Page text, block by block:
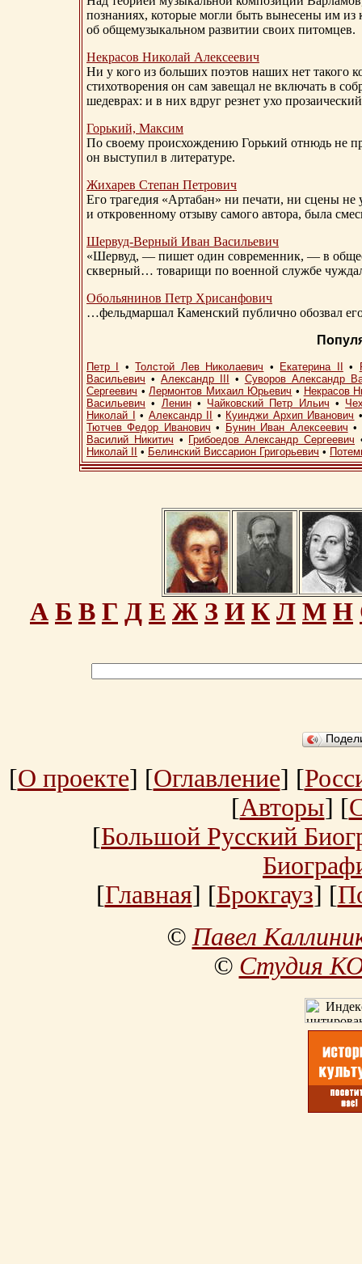
познаниях, которые могли быть вынесены им из
об общемузыкальном развитии своих питомцев.
Некрасов Николай Алексеевич
Ни у кого из больших поэтов наших нет такого
стихотворения он сам завещал не включать в
шедеврах: и в них вдруг резнет ухо
Горький, Максим
По своему происхождению Горький отнюдь не
он выступил в литературе.
Жихарев Степан Петрович
Его трагедия «Артабан» ни печати, ни сцены
и откровенному отзыву самого автора, была
Шервуд-Верный Иван Васильевич
«Шервуд, — пишет один современник, — в
скверный… товарищи по военной службе
Обольянинов Петр Хрисанфович
…фельдмаршал Каменский публично обозвал
Петр I •Толстой Лев Николаевич • Екатерина II •
Васильевич • Александр III • Суворов Александр
Сергеевич •Лермонтов Михаил Юрьевич • Некрасов
Васильевич • Ленин• Чайковский Петр Ильич •
Николай I
• Александр II • Куинджи Архип Иванович
Тютчев Федор Иванович • Бунин Иван Алексеевич •
Василий Никитич • Грибоедов Александр Сергеевич
Николай II
• Белинский Виссарион Григорьевич •
А Б В Г Д Е Ж З И К Л М Н
[О проекте] [Оглавление] [
[Авторы] [
[Большой Русский
[Главная] [Брокгауз] [
©Павел
© Студия